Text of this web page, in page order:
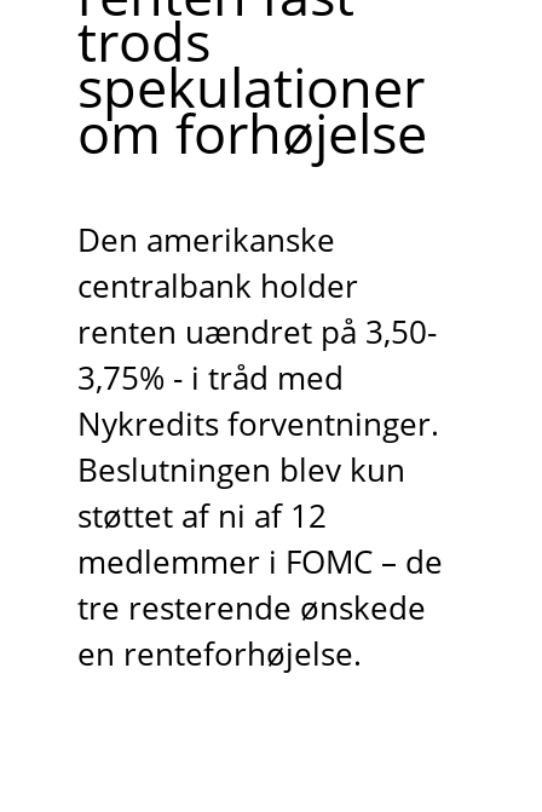
trods
spekulationer
om forhøjelse
Den amerikanske
centralbank holder
renten uændret på 3,50-
3,75% - i tråd med
Nykredits forventninger.
Beslutningen blev kun
støttet af ni af 12
medlemmer i FOMC – de
tre resterende ønskede
en renteforhøjelse.